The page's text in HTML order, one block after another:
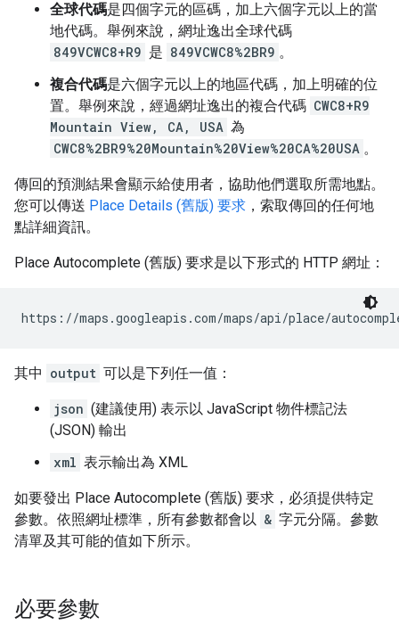
全球代碼是四個字元的區碼，加上六個字元以上的當
地代碼。舉例來說，網址逸出全球代碼
849VCWC8+R9 是 849VCWC8%2BR9 。
複合代碼是六個字元以上的地區代碼，加上明確的位
置。舉例來說，經過網址逸出的複合代碼 CWC8+R9
Mountain View, CA, USA 為
CWC8%2BR9%20Mountain%20View%20CA%20USA 。
傳回的預測結果會顯示給使用者，協助他們選取所需地點。
您可以傳送 Place Details (舊版) 要求 ，索取傳回的任何地
點詳細資訊。
Place Autocomplete (舊版) 要求是以下形式的 HTTP 網址：
https://maps.googleapis.com/maps/api/place/
其中 output 可以是下列任一值：
json (建議使用) 表示以 JavaScript 物件標記法
(JSON) 輸出
xml 表示輸出為 XML
如要發出 Place Autocomplete (舊版) 要求，必須提供特定
參數。依照網址標準，所有參數都會以 & 字元分隔。參數
清單及其可能的值如下所示。
必要參數